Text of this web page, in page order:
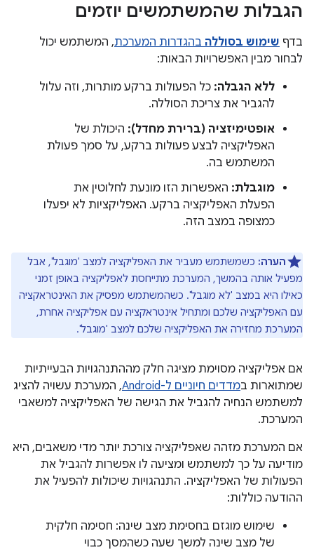
הגבלות שהמשתמשים יוזמים
בדף שימוש בסוללה בהגדרות המערכת, המשתמש יכול
לבחור מבין האפשרויות הבאות:
ללא הגבלה: כל הפעולות ברקע מותרות, וזה עלול
להגביר את צריכת הסוללה.
אופטימיזציה (ברירת מחדל): היכולת של
האפליקציה לבצע פעולות ברקע, על סמך פעולת
המשתמש בה.
מוגבלת: האפשרות הזו מונעת לחלוטין את
הפעלת האפליקציה ברקע. האפליקציות לא יפעלו
כמצופה במצב הזה.
הערה: כשמשתמש מעביר את האפליקציה למצב 'מוגבל', אבל
מפעיל אותה בהמשך, המערכת מתייחסת לאפליקציה באופן זמני
כאילו היא במצב 'לא מוגבל'. כשהמשתמש מפסיק את האינטראקציה
עם האפליקציה שלכם ומתחיל אינטראקציה עם אפליקציה אחרת,
המערכת מחזירה את האפליקציה שלכם למצב 'מוגבל'.
אם אפליקציה מסוימת מציגה חלק מההתנהגויות הבעייתיות
שמתוארות במדדים חיוניים ל-Android
, המערכת עשויה להציג
למשתמש הנחיה להגביל את הגישה של האפליקציה למשאבי
המערכת.
אם המערכת מזהה שאפליקציה צורכת יותר מדי משאבים, היא
מודיעה על כך למשתמש ומציעה לו אפשרות להגביל את
הפעולות של האפליקציה. התנהגויות שיכולות להפעיל את
ההודעה כוללות:
שימוש מוגזם בחסימת מצב שינה: חסימה חלקית
של מצב שינה למשך שעה כשהמסך כבוי